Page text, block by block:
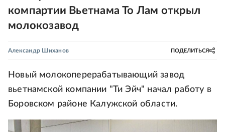
компартии Вьетнама То Лам открыл
молокозавод
Александр Шиханов ПОДЕЛИТЬСЯ
Новый молокоперерабатывающий завод
вьетнамской компании "Ти Эйч" начал работу в
Боровском районе Калужской области.